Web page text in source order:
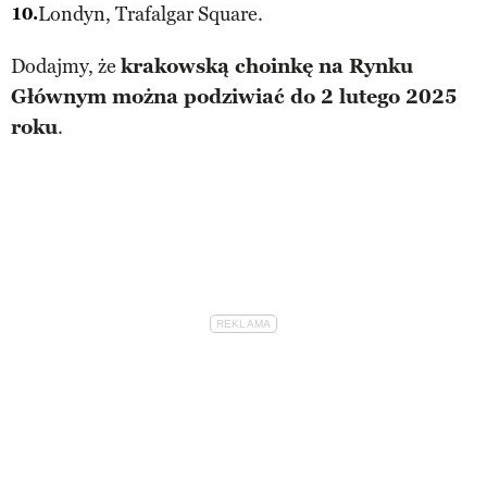
Londyn, Trafalgar Square.
Dodajmy, że krakowską choinkę na Rynku
Głównym można podziwiać do 2 lutego 2025
roku.